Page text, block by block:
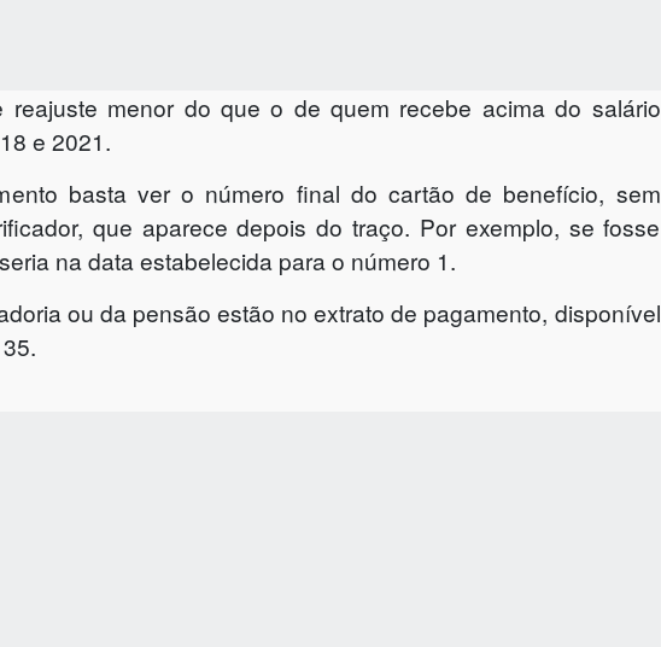
menor do que o de quem recebe acima do salário
e 2021.
basta ver o número final do cartão de benefício, sem
que aparece depois do traço. Por exemplo, se fosse
na data estabelecida para o número 1.
ou da pensão estão no extrato de pagamento, disponível